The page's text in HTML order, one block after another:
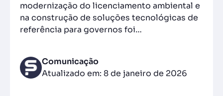
modernização do licenciamento ambiental e
na construção de soluções tecnológicas de
referência para governos foi…
Comunicação
Atualizado em: 8 de janeiro de 2026